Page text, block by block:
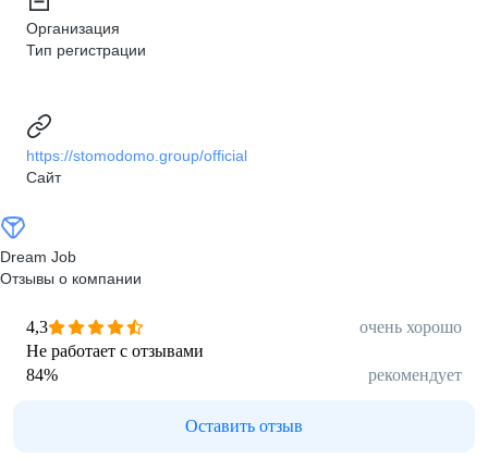
Организация
Тип регистрации
https://stomodomo.group/official
Сайт
Dream Job
Отзывы о компании
4,3
очень хорошо
Не работает с отзывами
84% рекомендует
Оставить отзыв